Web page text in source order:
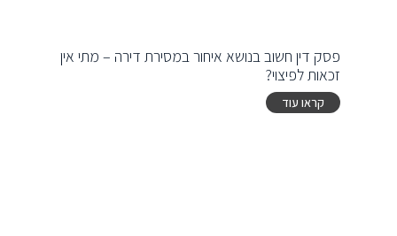
פסק דין חשוב בנושא איחור במסירת דירה – מתי אין
זכאות לפיצוי?
קראו עוד